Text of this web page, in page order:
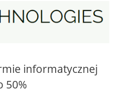
informatycznej
50%